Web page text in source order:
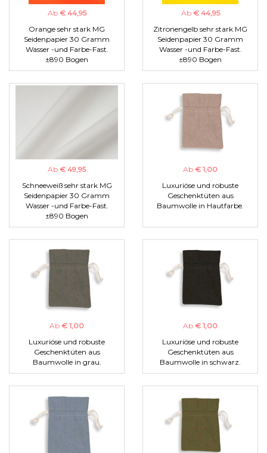
Ab € 44,95
Orange sehr stark MG
Seidenpapier 30 Gramm
Wasser -und Farbe-Fast.
±890 Bogen
Ab € 44,95
Zitronengelb sehr stark MG
Seidenpapier 30 Gramm
Wasser -und Farbe-Fast.
±890 Bogen
Ab € 49,95
Schneeweiß sehr stark MG
Seidenpapier 30 Gramm
Wasser -und Farbe-Fast.
±890 Bogen
Ab € 1,00
Luxuriöse und robuste
Geschenktüten aus
Baumwolle in Hautfarbe.
Ab € 1,00
Luxuriöse und robuste
Geschenktüten aus
Baumwolle in grau.
Ab € 1,00
Luxuriöse und robuste
Geschenktüten aus
Baumwolle in schwarz.